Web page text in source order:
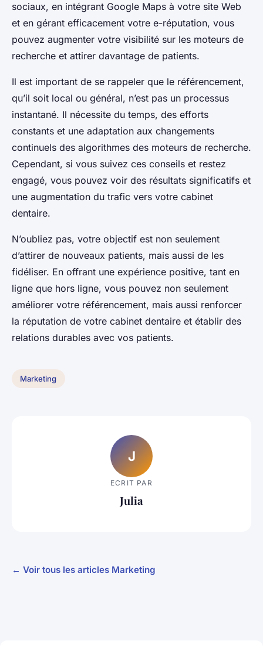
sociaux, en intégrant Google Maps à votre site Web
et en gérant efficacement votre e-réputation, vous
pouvez augmenter votre visibilité sur les moteurs de
recherche et attirer davantage de patients.
Il est important de se rappeler que le référencement,
qu’il soit local ou général, n’est pas un processus
instantané. Il nécessite du temps, des efforts
constants et une adaptation aux changements
continuels des algorithmes des moteurs de recherche.
Cependant, si vous suivez ces conseils et restez
engagé, vous pouvez voir des résultats significatifs et
une augmentation du trafic vers votre cabinet
dentaire.
N’oubliez pas, votre objectif est non seulement
d’attirer de nouveaux patients, mais aussi de les
fidéliser. En offrant une expérience positive, tant en
ligne que hors ligne, vous pouvez non seulement
améliorer votre référencement, mais aussi renforcer
la réputation de votre cabinet dentaire et établir des
relations durables avec vos patients.
Marketing
J
ECRIT PAR
Julia
← Voir tous les articles Marketing